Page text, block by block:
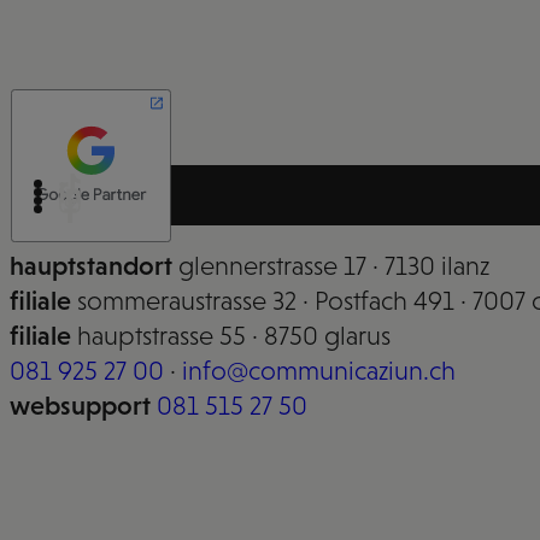
hauptstandort glennerstrasse 17 · 7130 ilanz
filiale sommeraustrasse 32 · Postfach 491 · 7007
filiale hauptstrasse 55 · 8750 glarus
081 925 27 00 · info@communicaziun.ch
websupport 081 515 27 50